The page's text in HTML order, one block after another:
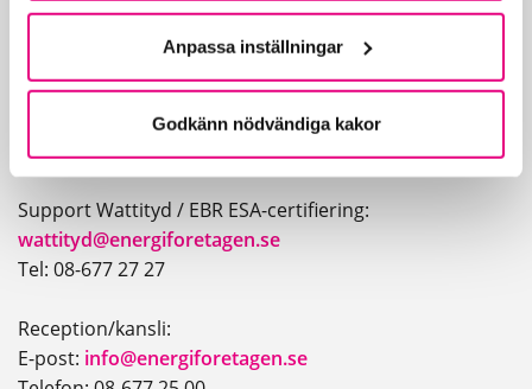
Anpassa inställningar
Godkänn nödvändiga kakor
Utbildare & certifikat
Arbeta elsäkert
Kontakta oss
Support Wattityd / EBR ESA-certifiering:
wattityd@energiforetagen.se
Tel: 08-677 27 27
Reception/kansli:
E-post: info@energiforetagen.se